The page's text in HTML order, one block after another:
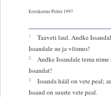
Eestikeelne Piibel 1997
1
Taaveti laul. Andke
Issandale au ja võimus!
2
Andke Issandale tema
Issandat!
3
Issanda hääl on vete peal;
Issand on suurte vete peal.